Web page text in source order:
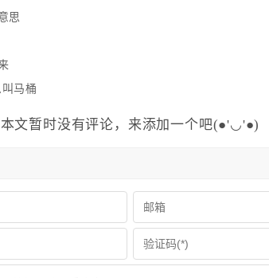
思
马桶
本文暂时没有评论，来添加一个吧(●'◡'●)